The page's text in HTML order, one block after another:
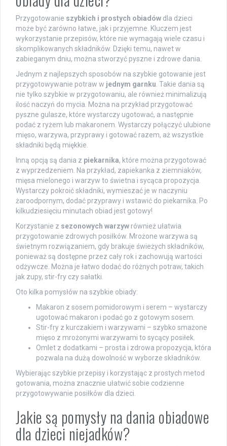
Przygotowanie szybkich i prostych obiadów dla dzieci
może być zarówno łatwe, jak i przyjemne. Kluczem jest
wykorzystanie przepisów, które nie wymagają wiele czasu i
skomplikowanych składników. Dzięki temu, nawet w
zabieganym dniu, można stworzyć pyszne i zdrowe dania.
Jednym z najlepszych sposobów na szybkie gotowanie jest
przygotowywanie potraw w jednym garnku. Takie dania są
nie tylko szybkie w przygotowaniu, ale również minimalizują
ilość naczyń do mycia. Można na przykład przygotować
pyszne gulasze, które wystarczy ugotować, a następnie
podać z ryżem lub makaronem. Wystarczy połączyć ulubione
mięso, warzywa, przyprawy i gotować razem, aż wszystkie
składniki będą miękkie.
Inną opcją są dania z piekarnika, które można przygotować
z wyprzedzeniem. Na przykład, zapiekanka z ziemniaków,
mięsa mielonego i warzyw to świetna i sycąca propozycja.
Wystarczy pokroić składniki, wymieszać je w naczyniu
żaroodpornym, dodać przyprawy i wstawić do piekarnika. Po
kilkudziesięciu minutach obiad jest gotowy!
Korzystanie z sezonowych warzyw również ułatwia
przygotowanie zdrowych posiłków. Mrożone warzywa są
świetnym rozwiązaniem, gdy brakuje świeżych składników,
ponieważ są dostępne przez cały rok i zachowują wartości
odżywcze. Można je łatwo dodać do różnych potraw, takich
jak zupy, stir-fry czy sałatki.
Oto kilka pomysłów na szybkie obiady:
Makaron z sosem pomidorowym i serem – wystarczy
ugotować makaron i podać go z gotowym sosem.
Stir-fry z kurczakiem i warzywami – szybko smażone
mięso z mrożonymi warzywami to sycący posiłek.
Omlet z dodatkami – prosta i zdrowa propozycja, która
pozwala na dużą dowolność w wyborze składników.
Wybierając szybkie przepisy i korzystając z prostych metod
gotowania, można znacznie ułatwić sobie codzienne
przygotowywanie posiłków dla dzieci.
Jakie są pomysły na dania obiadowe
dla dzieci niejadków?